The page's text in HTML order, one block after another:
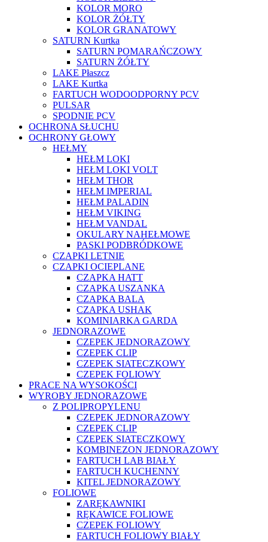
KOLOR MORO
KOLOR ŻÓŁTY
KOLOR GRANATOWY
SATURN Kurtka
SATURN POMARAŃCZOWY
SATURN ŻÓŁTY
LAKE Płaszcz
LAKE Kurtka
FARTUCH WODOODPORNY PCV
PULSAR
SPODNIE PCV
OCHRONA SŁUCHU
OCHRONY GŁOWY
HEŁMY
HEŁM LOKI
HEŁM LOKI VOLT
HEŁM THOR
HEŁM IMPERIAL
HEŁM PALADIN
HEŁM VIKING
HEŁM VANDAL
OKULARY NAHEŁMOWE
PASKI PODBRÓDKOWE
CZAPKI LETNIE
CZAPKI OCIEPLANE
CZAPKA HATT
CZAPKA USZANKA
CZAPKA BALA
CZAPKA USHAK
KOMINIARKA GARDA
JEDNORAZOWE
CZEPEK JEDNORAZOWY
CZEPEK CLIP
CZEPEK SIATECZKOWY
CZEPEK FOLIOWY
PRACE NA WYSOKOŚCI
WYROBY JEDNORAZOWE
Z POLIPROPYLENU
CZEPEK JEDNORAZOWY
CZEPEK CLIP
CZEPEK SIATECZKOWY
KOMBINEZON JEDNORAZOWY
FARTUCH LAB BIAŁY
FARTUCH KUCHENNY
KITEL JEDNORAZOWY
FOLIOWE
ZARĘKAWNIKI
RĘKAWICE FOLIOWE
CZEPEK FOLIOWY
FARTUCH FOLIOWY BIAŁY